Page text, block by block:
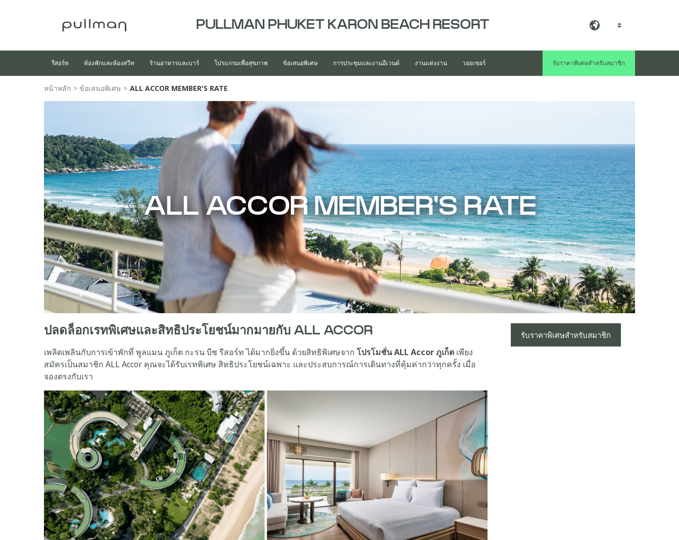
PULLMAN PHUKET KARON BEACH RESORT
รีสอร์ท ห้องพักและห้องสวีท ร้านอาหารและบาร์ โปรแกรมเพื่อสุขภาพ ข้อเสนอพิเศษ การประชุมและงานอีเวนต์ งานแต่งงาน วอยเชอร์ รับราคาพิเศษสำหรับสมาชิก
หน้าหลัก > ข้อเสนอพิเศษ > ALL ACCOR MEMBER'S RATE
ALL ACCOR MEMBER'S RATE
ปลดล็อกเรทพิเศษและสิทธิประโยชน์มากมายกับ ALL ACCOR
เพลิดเพลินกับการเข้าพักที่ พูลแมน ภูเก็ต กะรน บีช รีสอร์ท ได้มากยิ่งขึ้น ด้วยสิทธิพิเศษจาก โปรโมชั่น ALL Accor ภูเก็ต เพียง
สมัครเป็นสมาชิก ALL Accor คุณจะได้รับเรทพิเศษ สิทธิประโยชน์เฉพาะ และประสบการณ์การเดินทางที่คุ้มค่ากว่าทุกครั้ง เมื่อ
จองตรงกับเรา
รับราคาพิเศษสำหรับสมาชิก